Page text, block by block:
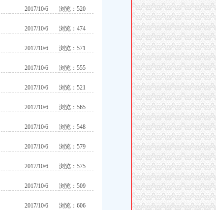
2017/10/6 浏览：520
2017/10/6 浏览：474
2017/10/6 浏览：571
2017/10/6 浏览：555
2017/10/6 浏览：521
2017/10/6 浏览：565
2017/10/6 浏览：548
2017/10/6 浏览：579
2017/10/6 浏览：575
2017/10/6 浏览：509
2017/10/6 浏览：606